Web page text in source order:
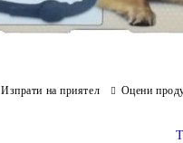
Изпрати на приятел Оцени